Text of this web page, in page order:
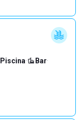
Piscina· Bar·